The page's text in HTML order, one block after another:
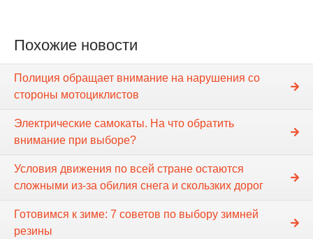
Похожие новости
Полиция обращает внимание на нарушения со
стороны мотоциклистов
Электрические самокаты. На что обратить
внимание при выборе?
Условия движения по всей стране остаются
сложными из-за обилия снега и скользких дорог
Готовимся к зиме: 7 советов по выбору зимней
резины